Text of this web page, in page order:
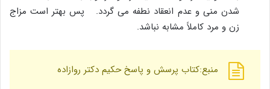
شدن منی و عدم انعقاد نطفه می­ گردد. پس بهتر است مزاج
زن و مرد کاملاً مشابه نباشد.
منبع:کتاب پرسش و پاسخ حکیم دکتر روازاده